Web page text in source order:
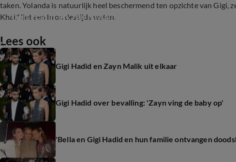
taken. Yolanda is natuurlijk heel beschermend ten opzichte van Gigi,
Khai," liet een bron destijds weten.
2:11
Gigi Hadid en Zayn Malik uit elkaar
Lees ook
Gigi Hadid en Zayn Malik uit elkaar
Gigi Hadid over bevalling: 'Zayn ving de baby op'
'Bella en Gigi Hadid en hun familie ontvangen